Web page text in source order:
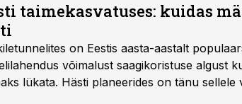
taimekasvatuses: kuidas
on Eestis aasta-aastalt
võimalust saagikoristuse algust
lükata. Hästi planeerides on tänu sellele